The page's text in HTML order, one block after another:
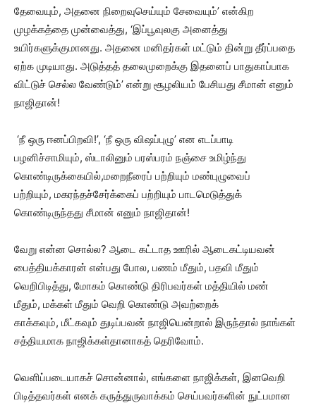
தேவையும், அதனை நிறைவுசெய்யும் சேவையும்’ என்கிற
முழக்கத்தை முன்வைத்து, ‘இப்பூவுலகு அனைத்து
உயிர்களுக்குமானது. அதனை மனிதர்கள் மட்டும் தின்று தீர்ப்பதை
ஏற்க முடியாது. அடுத்தத் தலைமுறைக்கு இதனைப் பாதுகாப்பாக
விட்டுச் செல்ல வேண்டும்’ என்று சூழலியம் பேசியது சீமான் எனும்
நாஜிதான்!
‘நீ ஒரு ஈனப்பிறவி!’, ‘நீ ஒரு விஷப்புழு’ என எடப்பாடி
பழனிச்சாமியும், ஸ்டாலினும் பரஸ்பரம் நஞ்சை உமிழ்ந்து
கொண்டிருக்கையில்,மறைநீரைப் பற்றியும் மண்புழுவைப்
பற்றியும், மகரந்தச்சேர்க்கைப் பற்றியும் பாடமெடுத்துக்
கொண்டிருந்தது சீமான் எனும் நாஜிதான்!
வேறு என்ன சொல்ல? ஆடை கட்டாத ஊரில் ஆடைகட்டியவன்
பைத்தியக்காரன் என்பது போல, பணம் மீதும், பதவி மீதும்
வெறிபிடித்து, மோகம் கொண்டு திரிபவர்கள் மத்தியில் மண்
மீதும், மக்கள் மீதும் வெறி கொண்டு அவற்றைக்
காக்கவும், மீட்கவும் துடிப்பவன் நாஜியென்றால் இருந்தால் நாங்கள்
சத்தியமாக நாஜிக்கள்தானாகத் தெரிவோம்.
வெளிப்படையாகச் சொன்னால், எங்களை நாஜிக்கள், இனவெறி
பிடித்தவர்கள் எனக் கருத்துருவாக்கம் செய்பவர்களின் நுட்பமான